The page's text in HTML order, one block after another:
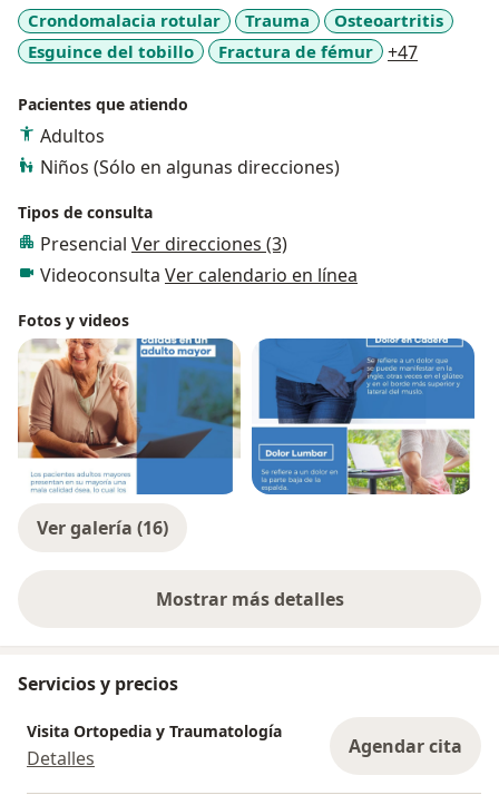
Crondomalacia rotular Trauma
Osteoartritis
Esguince del tobillo
Fractura de fémur +47
Pacientes que atiendo
Adultos
Niños (Sólo en algunas direcciones)
Tipos de consulta
Presencial Ver direcciones (3)
Videoconsulta Ver calendario en línea
Fotos y videos
Ver galería (16)
Mostrar más detalles
sobre la experiencia
Servicios y precios
Visita Ortopedia y Traumatología
Detalles Agendar cita